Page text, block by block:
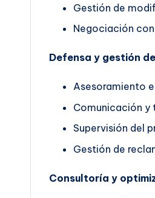
Gestión de
Negociación
Defensa y gestión
Asesoramiento
Comunicación y
Supervisión del
Gestión de
Consultoría y